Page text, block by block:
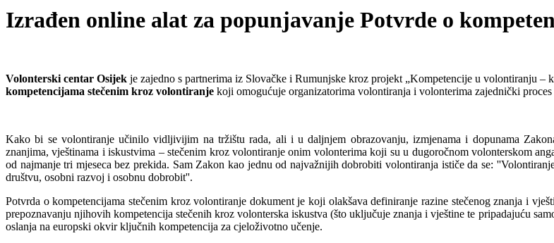
Izrađen online alat za popunjavanje Potvrde o
Volonterski centar Osijek je zajedno s partnerima iz Slovačke i Rumunjske kroz projekt „Kompetencije u volontiranju
kompetencijama stečenim kroz volontiranje koji omogućuje organizatorima volontiranja i volonterima zajednički
Kako bi se volontiranje učinilo vidljivijim na tržištu rada, ali i u daljnjem obrazovanju, izmjenama i dopunama
znanjima, vještinama i iskustvima – stečenim kroz volontiranje onim volonterima koji su u dugoročnom volonterskom
od najmanje tri mjeseca bez prekida. Sam Zakon kao jednu od najvažnijih dobrobiti volontiranja ističe da se:
društvu, osobni razvoj i osobnu dobrobit''.
Potvrda o kompetencijama stečenim kroz volontiranje dokument je koji olakšava definiranje razine stečenog znanja i
prepoznavanju njihovih kompetencija stečenih kroz volonterska iskustva (što uključuje znanja i vještine te pripadajuću
oslanja na europski okvir ključnih kompetencija za cjeloživotno učenje.